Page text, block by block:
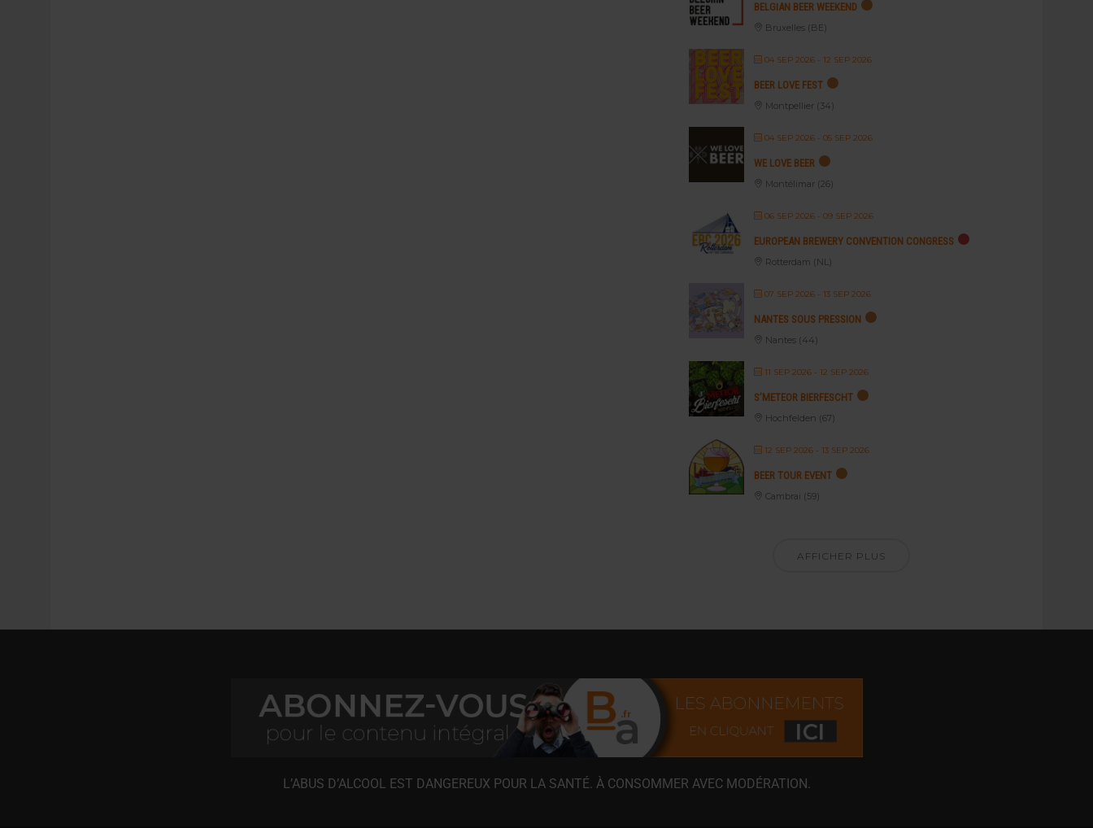
BELGIAN BEER WEEKEND
Bruxelles (BE)
04 SEP 2026 - 12 SEP 2026
BEER LOVE FEST
Montpellier (34)
04 SEP 2026 - 05 SEP 2026
WE LOVE BEER
Montélimar (26)
06 SEP 2026 - 09 SEP 2026
EUROPEAN BREWERY CONVENTION CONGRESS
Rotterdam (NL)
07 SEP 2026 - 13 SEP 2026
NANTES SOUS PRESSION
Nantes (44)
11 SEP 2026 - 12 SEP 2026
S’METEOR BIERFESCHT
Hochfelden (67)
12 SEP 2026 - 13 SEP 2026
BEER TOUR EVENT
Cambrai (59)
AFFICHER PLUS
L’ABUS D’ALCOOL EST DANGEREUX POUR LA SANTÉ. À CONSOMMER AVEC MODÉRATION.